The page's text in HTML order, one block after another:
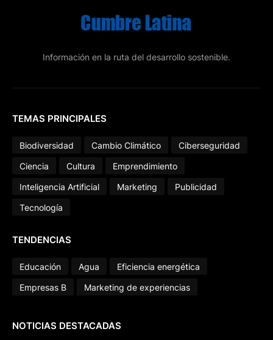
Información en la ruta del desarrollo sostenible.
TEMAS PRINCIPALES
Biodiversidad Cambio Climático
Ciberseguridad
Ciencia
Cultura
Emprendimiento
Inteligencia Artificial
Marketing
Publicidad
Tecnología
TENDENCIAS
Educación Agua
Eficiencia energética
Empresas B
Marketing de experiencias
NOTICIAS DESTACADAS